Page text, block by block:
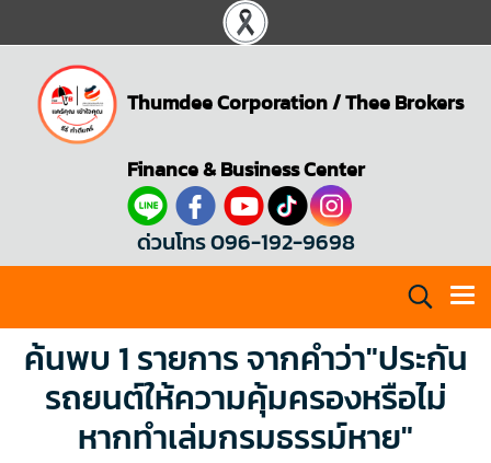
Thumdee Corporation/Thee Brokers
Finance & Business Center
ด่วนโทร 096-192-9698
ค้นพบ 1 รายการ จากคำว่า"ประกัน
รถยนต์ให้ความคุ้มครองหรือไม่
หากทำเล่มกรมธรรม์หาย"